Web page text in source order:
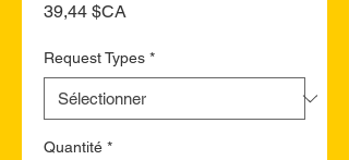
39,44 $CA
Request Types *
Quantité *